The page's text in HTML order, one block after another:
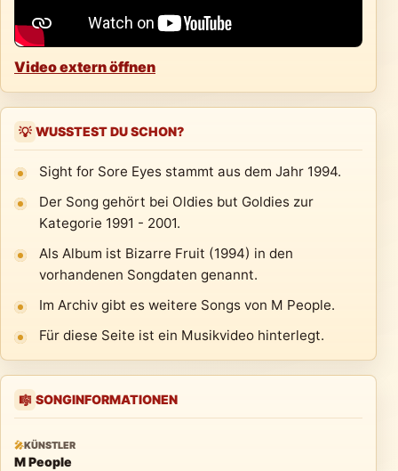
Video extern öffnen
💡 WUSSTEST DU SCHON?
Sight for Sore Eyes stammt aus dem Jahr 1994.
Der Song gehört bei Oldies but Goldies zur
Kategorie 1991 - 2001.
Als Album ist Bizarre Fruit (1994) in den
vorhandenen Songdaten genannt.
Im Archiv gibt es weitere Songs von M People.
Für diese Seite ist ein Musikvideo hinterlegt.
🎼 SONGINFORMATIONEN
🎤KÜNSTLER
M People